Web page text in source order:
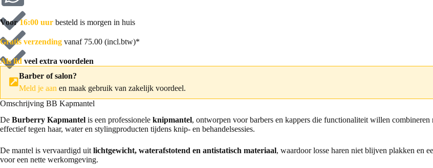
Voor16:00 uur besteld is morgen in huis
Gratis verzending vanaf 75.00 (incl.btw)*
Als lid veel extra voordelen
Barber of salon?
Meld je aan en maak gebruik van zakelijk voordeel.
Omschrijving BB Kapmantel
De Burberry Kapmantel is een professionele knipmantel, ontworpen voor barbers en kappers die functionaliteit willen
effectief tegen haar, water en stylingproducten tijdens knip- en behandelsessies.
De mantel is vervaardigd uitlichtgewicht, waterafstotend en antistatisch materiaal, waardoor losse haren niet blijven plakken en
voor een nette werkomgeving.